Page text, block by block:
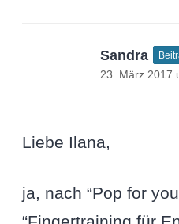
Sandra
23. März 2017
Liebe Ilana,
ja, nach “Pop for